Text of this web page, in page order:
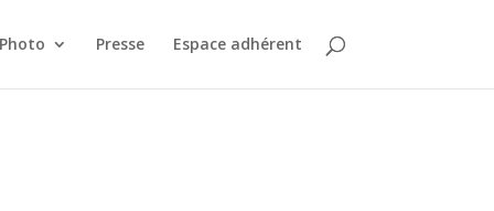
Presse Espace adhérent